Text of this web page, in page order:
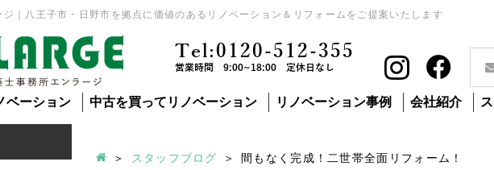
｜八王子市・日野市を拠点に価値のあるリノベーション＆リフォームをご提案いたします
Tel:0120-512-355
営業時間 9:00~18:00 定休日なし
ベーション 中古を買ってリノベーション リノベーション事例 会社紹介
スタッフブログ 間もなく完成！二世帯全面リフォーム！